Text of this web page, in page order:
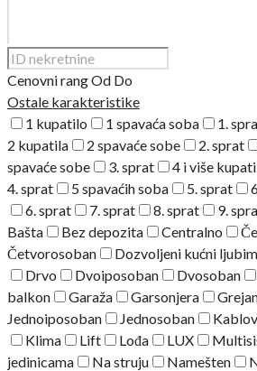
Cenovni rangOd Do
Ostale karakteristike
1 kupatilo
1 spavaća soba 1.
2 kupatila
2 spavaće sobe 2. sprat
spavaće sobe
3. sprat 4 i više
4. sprat
5 spavaćih soba 5. sprat
6. sprat
7. sprat 8. sprat 9.
Bašta
Bez depozita Centralno
Četvorosoban
Dozvoljeni kućni
Drvo
Dvoiposoban Dvosoban
balkon
Garaža Garsonjera
Jednoiposoban
Jednosoban
Klima
Lift Lođa LUX
jedinicama
Na struju Namešten